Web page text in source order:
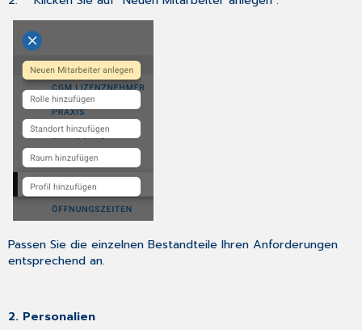
Passen Sie die einzelnen Bestandteile Ihren Anforderungen
entsprechend an.
2. Personalien